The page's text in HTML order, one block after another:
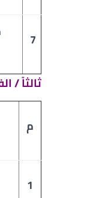
7
ثالثاً /
م
1